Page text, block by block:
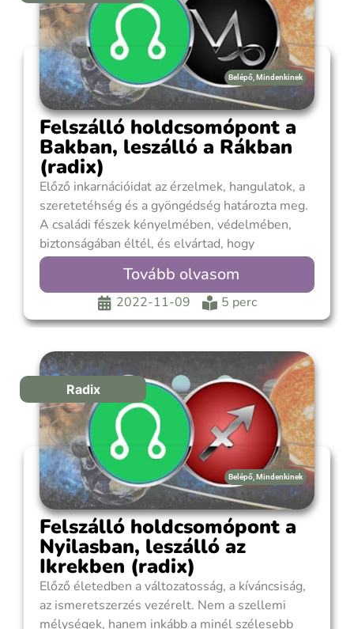
Belépő Mindenkinek
Felszálló holdcsomópont a
Bakban, leszálló a Rákban
(radix)
Előző inkarnációidat az érzelmek, hangulatok, a
szeretetéhség és a gyöngédség határozta meg.
A családi fészek kényelmében, védelmében,
biztonságában éltél, és elvártad, hogy
odafigyeljenek rád és gondoskodjanak rólad.
Természetes módon bíztad magad másokra, és
azt gondoltad, hogy hozzátartozód feladata a
megélhetés és az egzisztencia megteremtése.
Tovább olvasom
2022-11-09 5 perc
Radix
Belépő Mindenkinek
Felszálló holdcsomópont a
Nyilasban, leszálló az
Ikrekben (radix)
Előző életedben a változatosság, a kíváncsiság,
az ismeretszerzés vezérelt. Nem a szellemi
mélységek, hanem inkább a minél szélesebb